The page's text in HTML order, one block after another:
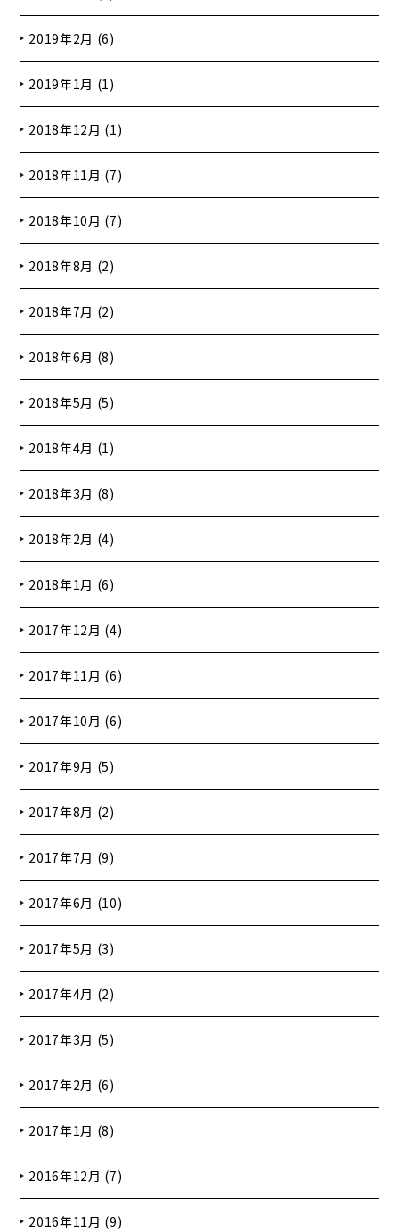
2019年2月 (6)
2019年1月 (1)
2018年12月 (1)
2018年11月 (7)
2018年10月 (7)
2018年8月 (2)
2018年7月 (2)
2018年6月 (8)
2018年5月 (5)
2018年4月 (1)
2018年3月 (8)
2018年2月 (4)
2018年1月 (6)
2017年12月 (4)
2017年11月 (6)
2017年10月 (6)
2017年9月 (5)
2017年8月 (2)
2017年7月 (9)
2017年6月 (10)
2017年5月 (3)
2017年4月 (2)
2017年3月 (5)
2017年2月 (6)
2017年1月 (8)
2016年12月 (7)
2016年11月 (9)